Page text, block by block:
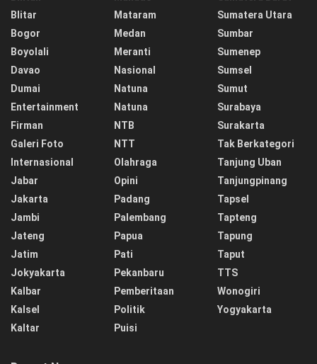
Blitar
Bogor
Boyolali
Davao
Dumai
Entertainment
Firman
Galeri Foto
Internasional
Jabar
Jakarta
Jambi
Jateng
Jatim
Jokyakarta
Kalbar
Kalsel
Kaltar
Mataram
Medan
Meranti
Nasional
Natuna
Natuna
NTB
NTT
Olahraga
Opini
Padang
Palembang
Papua
Pati
Pekanbaru
Pemberitaan
Politik
Puisi
Sumatera Utara
Sumbar
Sumenep
Sumsel
Sumut
Surabaya
Surakarta
Tak Berkategori
Tanjung Uban
Tanjungpinang
Tapsel
Tapteng
Tapung
Taput
TTS
Wonogiri
Yogyakarta